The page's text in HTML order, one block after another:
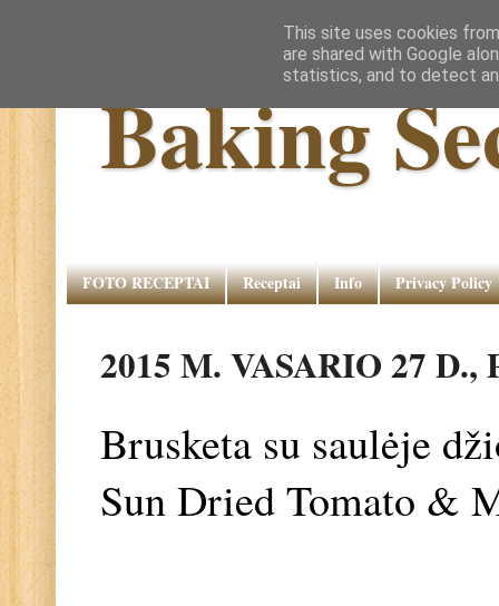
Baking
FOTO RECEPTAI Receptai Info Privacy Policy
2015 M. VASARIO 27
Brusketa su saulėje
Sun Dried Tomato &
This site uses cookies
are shared with Google
statistics, and to detect